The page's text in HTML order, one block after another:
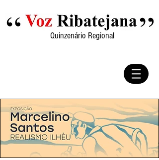
Quinzenário Regional